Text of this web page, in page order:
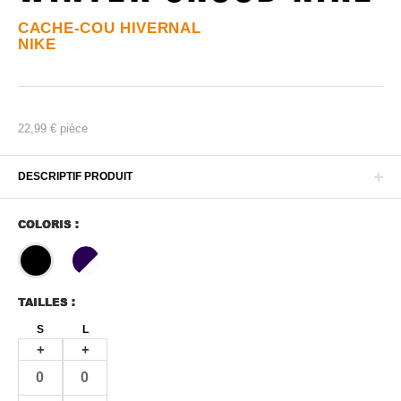
CACHE-COU HIVERNAL
NIKE
22,99 € pièce
DESCRIPTIF PRODUIT
COLORIS :
TAILLES :
S
+
L
+